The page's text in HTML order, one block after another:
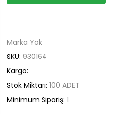
Marka Yok
SKU: 930164
Kargo:
Stok Miktarı: 100 ADET
Minimum Sipariş: 1